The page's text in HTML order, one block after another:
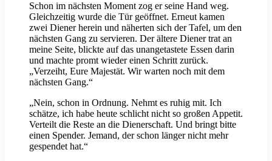
Schon im nächsten Moment zog er seine Hand weg.
Gleichzeitig wurde die Tür geöffnet. Erneut kamen
zwei Diener herein und näherten sich der Tafel, um den
nächsten Gang zu servieren. Der ältere Diener trat an
meine Seite, blickte auf das unangetastete Essen darin
und machte promt wieder einen Schritt zurück.
„Verzeiht, Eure Majestät. Wir warten noch mit dem
nächsten Gang.“
„Nein, schon in Ordnung. Nehmt es ruhig mit. Ich
schätze, ich habe heute schlicht nicht so großen Appetit.
Verteilt die Reste an die Dienerschaft. Und bringt bitte
einen Spender. Jemand, der schon länger nicht mehr
gespendet hat.“